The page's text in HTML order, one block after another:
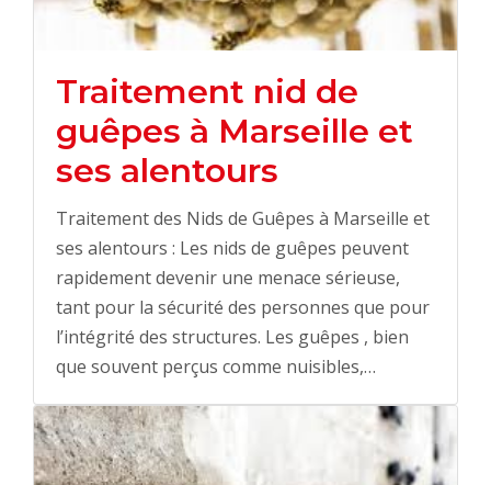
Traitement nid de
guêpes à Marseille et
ses alentours
Traitement des Nids de Guêpes à Marseille et
ses alentours : Les nids de guêpes peuvent
rapidement devenir une menace sérieuse,
tant pour la sécurité des personnes que pour
l’intégrité des structures. Les guêpes , bien
que souvent perçus comme nuisibles,…